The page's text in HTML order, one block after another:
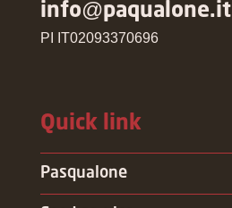
info@paqualone.it
PI IT02093370696
Quick link
Pasqualone